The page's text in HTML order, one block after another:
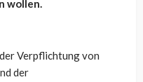
wollen.
Verpflichtung von
der